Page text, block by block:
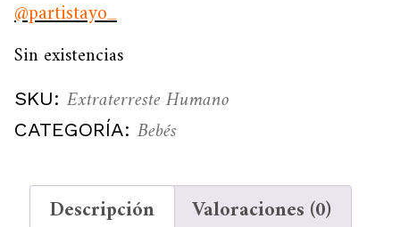
@partistayo_
Sin existencias
SKU: Extraterreste Humano
CATEGORÍA: Bebés
Descripción Valoraciones (0)